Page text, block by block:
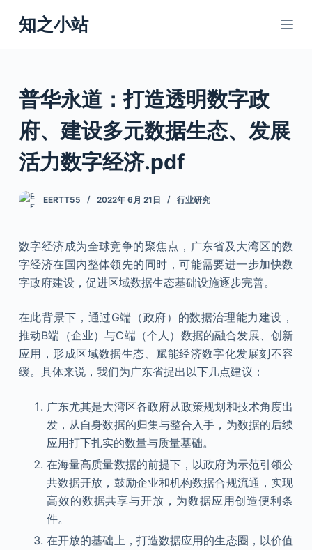
跳
过
知之小站
普华永道：打造透明数字政
府、建设多元数据生态、发展
活力数字经济.pdf
EERTT55 2022年 6月 21日 行业研究
数字经济成为全球竞争的聚焦点，广东省及大湾区的数
字经济在国内整体领先的同时，可能需要进一步加快数
字政府建设，促进区域数据生态基础设施逐步完善。
在此背景下，通过G端（政府）的数据治理能力建设，
推动B端（企业）与C端（个人）数据的融合发展、创新
应用，形成区域数据生态、赋能经济数字化发展刻不容
缓。具体来说，我们为广东省提出以下几点建议：
广东尤其是大湾区各政府从政策规划和技术角度出
发，从自身数据的归集与整合入手，为数据的后续
应用打下扎实的数量与质量基础。
在海量高质量数据的前提下，以政府为示范引领公
共数据开放，鼓励企业和机构数据合规流通，实现
高效的数据共享与开放，为数据应用创造便利条
件。
在开放的基础上，打造数据应用的生态圈，以价值